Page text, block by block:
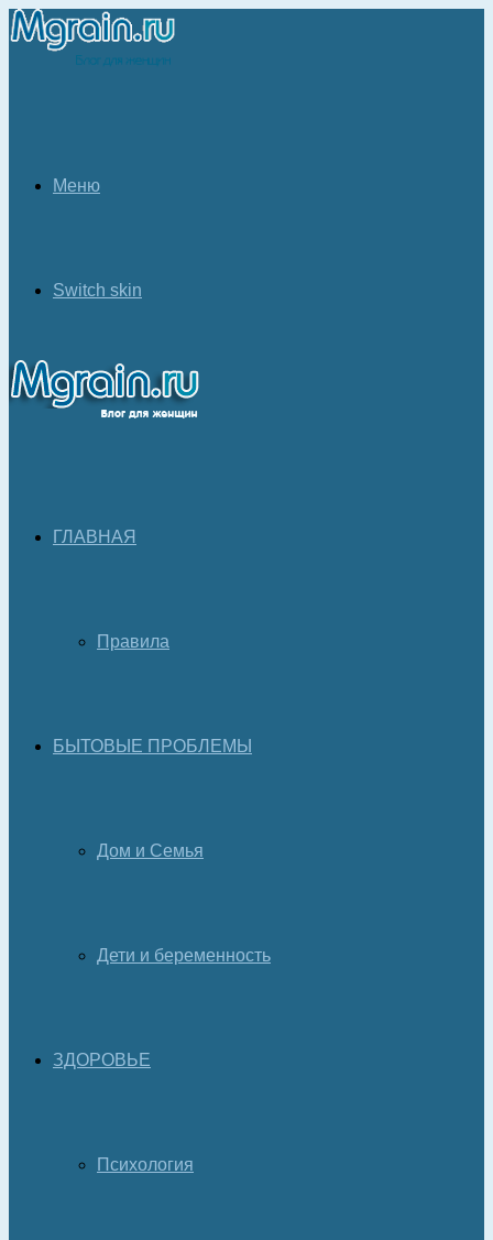
Меню
Switch skin
ГЛАВНАЯ
Правила
БЫТОВЫЕ ПРОБЛЕМЫ
Дом и Семья
Дети и беременность
ЗДОРОВЬЕ
Психология